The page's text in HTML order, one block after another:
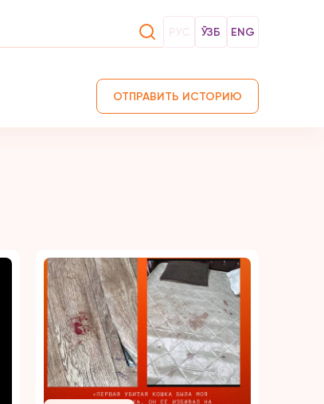
РУС ЎЗБ ENG
ОТПРАВИТЬ ИСТОРИЮ